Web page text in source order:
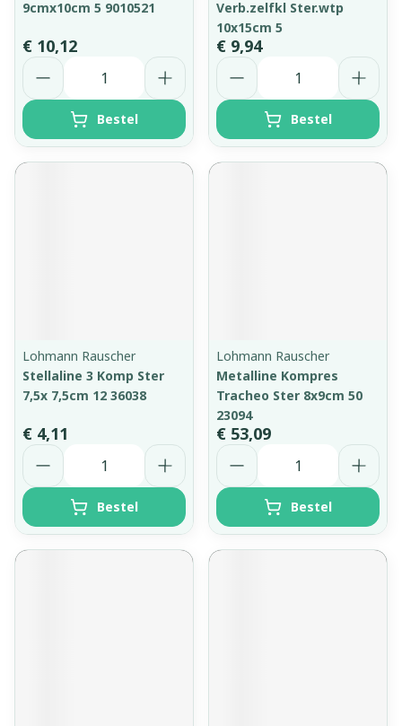
9cmx10cm 5 9010521
€ 10,12
Aantal
Bestel
Verb.zelfkl Ster.wtp
10x15cm 5
€ 9,94
Aantal
Bestel
Lohmann Rauscher
Stellaline 3 Komp Ster
7,5x 7,5cm 12 36038
€ 4,11
Aantal
Bestel
Lohmann Rauscher
Metalline Kompres
Tracheo Ster 8x9cm 50
23094
€ 53,09
Aantal
Bestel